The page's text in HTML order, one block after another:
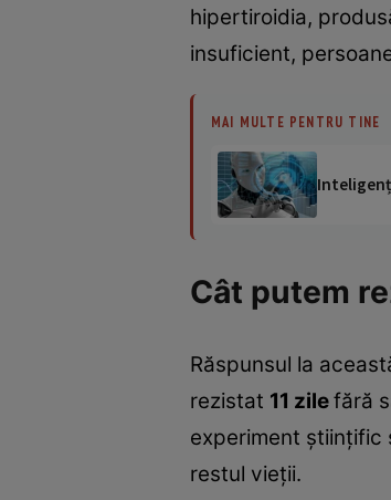
hipertiroidia,
insuficient,
MAI MULTE PENTRU TINE
Cât putem
Răspunsul la
rezistat 11 zilefără
experiment ştiinţific
restul vieţii.